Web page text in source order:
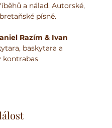
a nálad. Autorské,
písně.
Razím & Ivan
ytara, baskytara a
kontrabas